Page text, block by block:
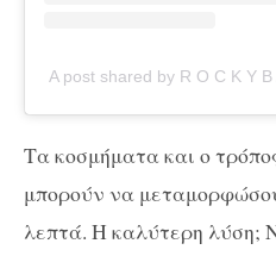
A post shared by R O C K Y
Τα κοσμήματα και ο
μπορούν να
λεπτά. Η καλύτερη λύση;